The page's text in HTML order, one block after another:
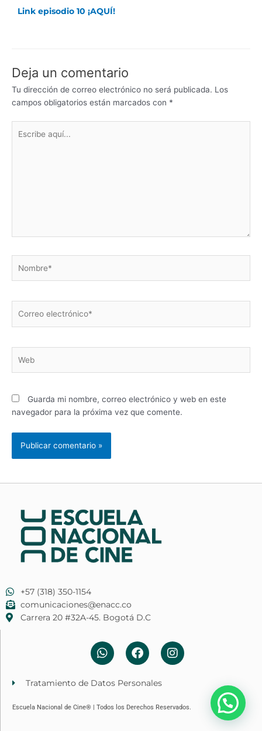
Link episodio 10 ¡AQUÍ!
Deja un comentario
Tu dirección de correo electrónico no será publicada. Los
campos obligatorios están marcados con *
aquí...
electrónico*
Guarda mi nombre, correo electrónico y web en este
navegador para la próxima vez que comente.
+57 (318) 350-1154
comunicaciones@enacc.co
​Carrera 20 #32A-45. Bogotá D.C
W
h
t
a
F
a
e
o
I
n
g
Tratamiento de Datos Personales
Escuela Nacional de Cine® | Todos los Derechos Reservados.